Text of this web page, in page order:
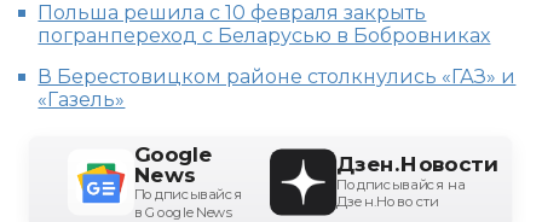
Польша решила с 10 февраля закрыть
погранпереход с Беларусью в Бобровниках
В Берестовицком районе столкнулись «ГАЗ» и
«Газель»
Google
News
Подписывайся
в Google News
Дзен.Новости
Подписывайся на
Дзен.Новости